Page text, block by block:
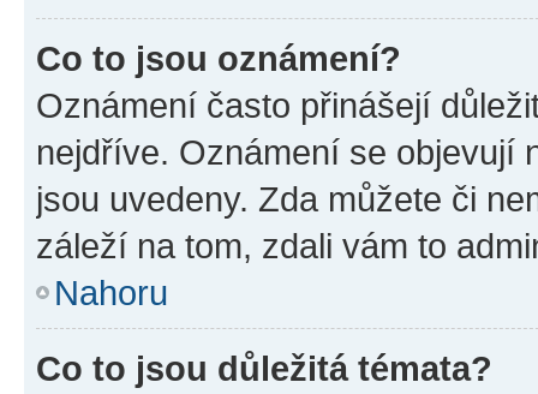
Co to jsou oznámení?
Oznámení často přinášejí
nejdříve. Oznámení se objevují
jsou uvedeny. Zda můžete či
záleží na tom, zdali vám to
Nahoru
Co to jsou důležitá témata?